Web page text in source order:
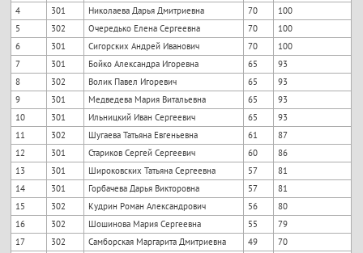
4
301 Николаева Дарья Дмитриевна 70
100
5
302 Очередько Елена Сергеевна 70
100
6
301 Сигорских Андрей Иванович 70
100
7
301 Бойко Александра Игоревна 65
93
8
302 Волик Павел Игоревич 65
93
9
301 Медведева Мария Витальевна 65
93
10
301 Ильницкий Иван Сергеевич 65
93
11
302 Шугаева Татьяна Евгеньевна 61
87
12
301 Стариков Сергей Сергеевич 60
86
13
301 Широковских Татьяна Сергеевна 57
81
14
301 Горбачева Дарья Викторовна 57
81
15
302 Кудрин Роман Александрович 56
80
16
302 Шошинова Мария Сергеевна 55
79
17
302 Самборская Маргарита Дмитриевна 49
70